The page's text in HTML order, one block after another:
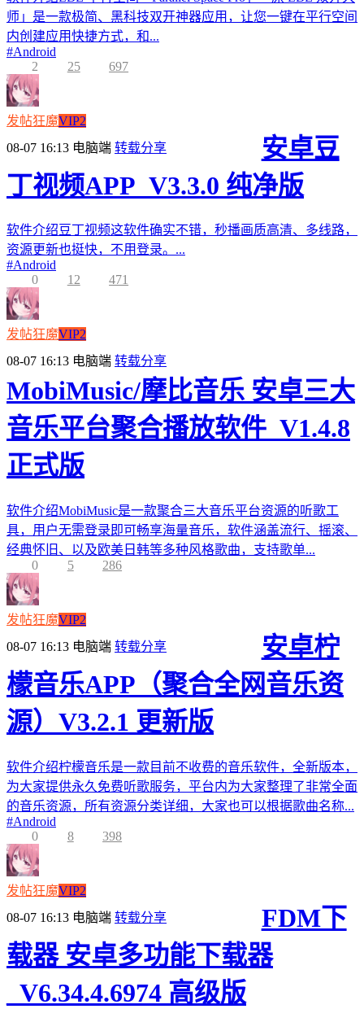
师」是一款极简、黑科技双开神器应用，让您一键在平行空间
内创建应用快捷方式，和...
#Android
2
25 697
发帖狂魔VIP2
08-07 16:13 电脑端 转载分享
安卓豆
丁视频APP_V3.3.0 纯净版
软件介绍豆丁视频这软件确实不错，秒播画质高清、多线路，
资源更新也挺快，不用登录。...
#Android
0
12 471
发帖狂魔VIP2
08-07 16:13 电脑端 转载分享
MobiMusic/摩比音乐 安卓三大
音乐平台聚合播放软件_V1.4.8
正式版
软件介绍MobiMusic是一款聚合三大音乐平台资源的听歌工
具，用户无需登录即可畅享海量音乐，软件涵盖流行、摇滚、
经典怀旧、以及欧美日韩等多种风格歌曲，支持歌单...
0
5 286
发帖狂魔VIP2
08-07 16:13 电脑端 转载分享
安卓柠
檬音乐APP（聚合全网音乐资
源）V3.2.1 更新版
软件介绍柠檬音乐是一款目前不收费的音乐软件，全新版本，
为大家提供永久免费听歌服务，平台内为大家整理了非常全面
的音乐资源，所有资源分类详细，大家也可以根据歌曲名称...
#Android
0
8 398
发帖狂魔VIP2
08-07 16:13 电脑端 转载分享
FDM下
载器 安卓多功能下载器
_V6.34.4.6974 高级版